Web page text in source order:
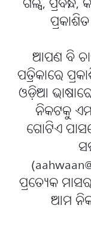
ଗଳ୍ପ,
ଆପଣ ବି
ପତ୍ରିକାରେ
ଓଡ଼ିଆ
ନିକଟକୁ
ଗୋଟିଏ
ପ୍ରତ୍ୟେକ
ଆମ